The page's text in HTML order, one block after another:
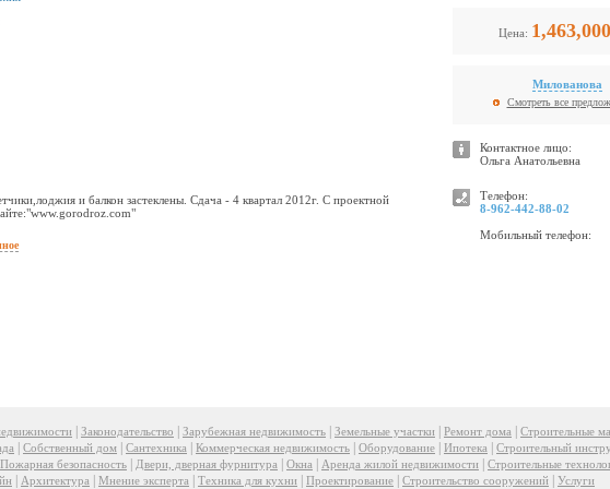
и балкон застеклены. Сдача - 4 квартал 2012г. С проектной
Цена: 1,463,000
Милованова
Смотреть все
Контактное лицо:
Ольга Анатольевна
Телефон:
8-962-442-88-02
Мобильный телефон:
Законодательство Зарубежная недвижимость Земельные участки Ремонт дома
Строительные
Собственный дом Сантехника Коммерческая недвижимость Оборудование Ипотека
Строительный
Пожарная безопасность Двери, дверная фурнитура Окна Аренда жилой недвижимости
Строительные
Архитектура Мнение эксперта Техника для кухни Проектирование Строительство сооружений Услуги